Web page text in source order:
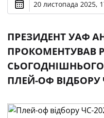
20 листопада 2025,
ПРЕЗИДЕНТ УАФ
ПРОКОМЕНТУВАВ
ПЛЕЙ-ОФ ВІДБОРУ